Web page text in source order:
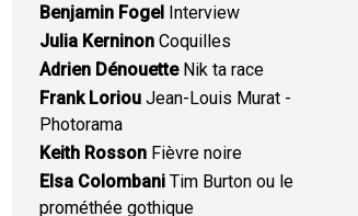
Benjamin Fogel Interview
Julia Kerninon Coquilles
Adrien DénouetteNik ta race
Frank Loriou Jean-Louis Murat -
Photorama
Keith Rosson Fièvre noire
Elsa Colombani Tim Burton ou le
prométhée gothique